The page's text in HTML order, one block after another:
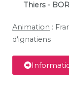
Thiers -
Animation :
d'ignatiens